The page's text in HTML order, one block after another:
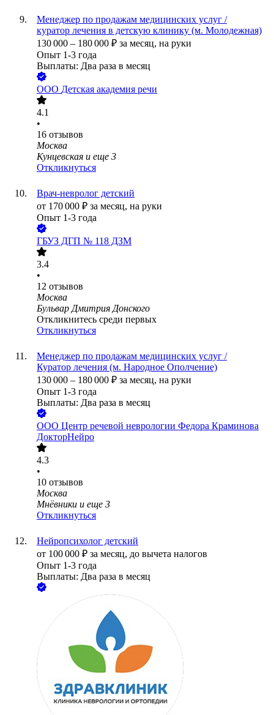
Менеджер по продажам медицинских услуг /
куратор лечения в детскую клинику (м. Молодежная)
130 000 – 180 000 ₽ за месяц, на руки
Опыт 1-3 года
Выплаты: Два раза в месяц
ООО Детская академия речи
4.1
•
16 отзывов
Москва
Кунцевская и еще 3
Откликнуться
Врач-невролог детский
от 170 000 ₽ за месяц, на руки
Опыт 1-3 года
ГБУЗ ДГП № 118 ДЗМ
3.4
•
12 отзывов
Москва
Бульвар Дмитрия Донского
Откликнитесь среди первых
Откликнуться
Менеджер по продажам медицинских услуг /
Куратор лечения (м. Народное Ополчение)
130 000 – 180 000 ₽ за месяц, на руки
Опыт 1-3 года
Выплаты: Два раза в месяц
ООО Центр речевой неврологии Федора Краминова
ДокторНейро
4.3
•
10 отзывов
Москва
Мнёвники и еще 3
Откликнуться
Нейропсихолог детский
от 100 000 ₽ за месяц, до вычета налогов
Опыт 1-3 года
Выплаты: Два раза в месяц